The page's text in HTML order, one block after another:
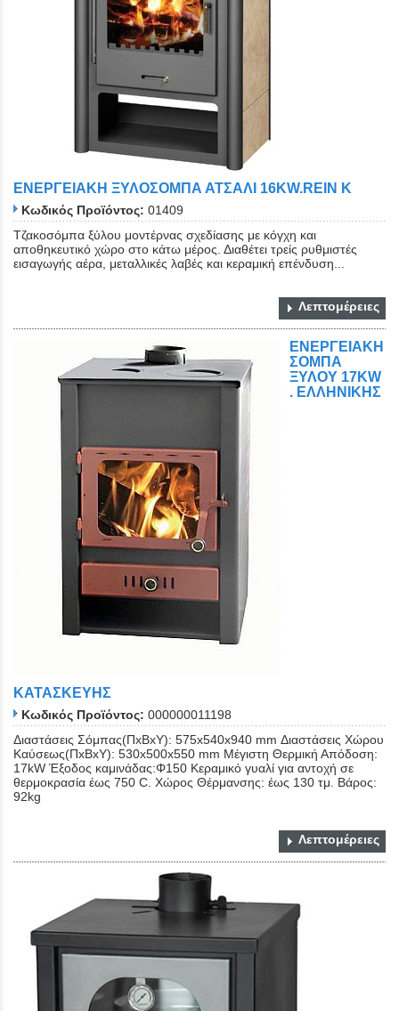
Close
EΝΕΡΓΕΙΑΚΗ ΞΥΛΟΣΟΜΠΑ ΑΤΣΑΛΙ 16KW.REIN K
Κωδικός Προϊόντος: 01409
Tζακοσόμπα ξύλου μοντέρνας σχεδίασης με κόγχη και
αποθηκευτικό χώρο στο κάτω μέρος. Διαθέτει τρείς ρυθμιστές
εισαγωγής αέρα, μεταλλικές λαβές και κεραμική επένδυση...
Λεπτομέρειες
ΕΝΕΡΓΕΙΑΚΗ
ΣΟΜΠΑ
ΞΥΛOΥ 17KW
. ΕΛΛΗΝΙΚΗΣ
ΚΑΤΑΣΚΕΥΗΣ
Κωδικός Προϊόντος: 000000011198
Διαστάσεις Σόμπας(ΠxΒxΥ): 575x540x940 mm Διαστάσεις Χώρου
Καύσεως(ΠxΒxΥ): 530x500x550 mm Μέγιστη Θερμική Απόδοση:
17kW Έξοδος καμινάδας:Φ150 Κεραμικό γυαλί για αντοχή σε
θερμοκρασία έως 750 C. Χώρος Θέρμανσης: έως 130 τμ. Βάρος:
92kg
Λεπτομέρειες